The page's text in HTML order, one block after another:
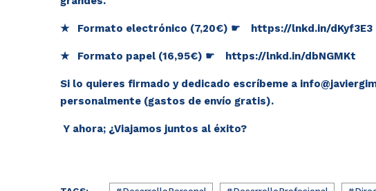
★ Formato electrónico (7,20€) ☛ https://lnkd.in/dKyf3E3
★ Formato papel (16,95€) ☛ https://lnkd.in/dbNGMKt
Si lo quieres firmado y dedicado escríbeme a
personalmente (gastos de envío gratis).
Y ahora; ¿Viajamos juntos al éxito?